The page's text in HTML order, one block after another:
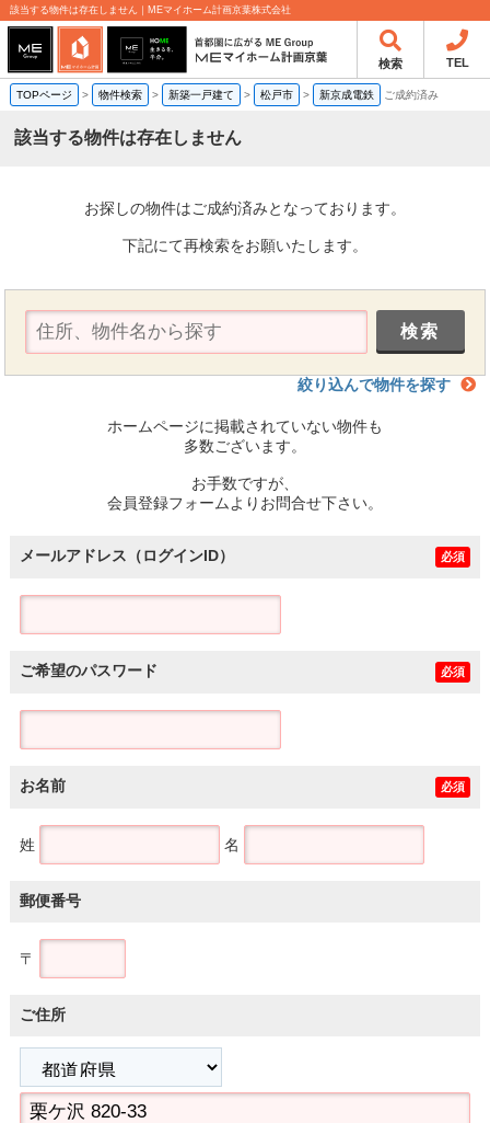
該当する物件は存在しません｜MEマイホーム計画京葉株式会社
検索 TEL
TOPページ > 物件検索 > 新築一戸建て > 松戸市 > 新京成電鉄 ご成約済み
該当する物件は存在しません
お探しの物件はご成約済みとなっております。
下記にて再検索をお願いたします。
絞り込んで物件を探す
ホームページに掲載されていない物件も
多数ございます。
お手数ですが、
会員登録フォームよりお問合せ下さい。
メールアドレス（ログインID） 必須
ご希望のパスワード 必須
お名前 必須
姓 名
郵便番号
〒
ご住所